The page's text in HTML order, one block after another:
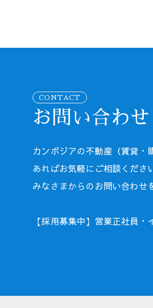
CONTACT
お問い合わせ
カンボジアの不動産（賃貸・
あればお気軽にご相談くださ
みなさまからのお問い合わせ
【採用募集中】営業正社員・